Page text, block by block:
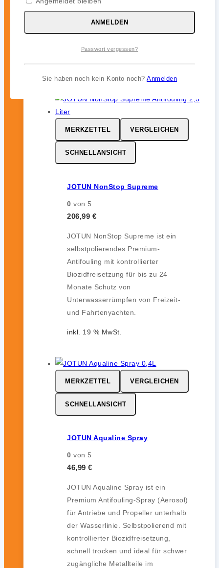
glatte und polierfähige Oberfläche
ohne Auskreiden und sorgt für
zuverlässigen Bewuchsschutz (bis zu
12 Monate) im Unterwasserbereich.
MERKZETTEL VERGLEICHEN
SCHNELLANSICHT
JOTUN NonStop Supreme
0 von 5
206,99 €
JOTUN NonStop Supreme ist ein
selbstpolierendes Premium-
Antifouling mit kontrollierter
Biozidfreisetzung für bis zu 24
Monate Schutz von
Unterwasserrümpfen von Freizeit-
und Fahrtenyachten.
inkl. 19 % MwSt.
MERKZETTEL VERGLEICHEN
SCHNELLANSICHT
JOTUN Aqualine Spray
0 von 5
46,99 €
JOTUN Aqualine Spray ist ein
Premium Antifouling-Spray (Aerosol)
für Antriebe und Propeller unterhalb
der Wasserlinie. Selbstpolierend mit
kontrollierter Biozidfreisetzung,
schnell trocken und ideal für schwer
zugängliche Metallteile im
ANMELDEN
Passwort vergessen?
Sie haben noch kein Konto noch? Anmelden